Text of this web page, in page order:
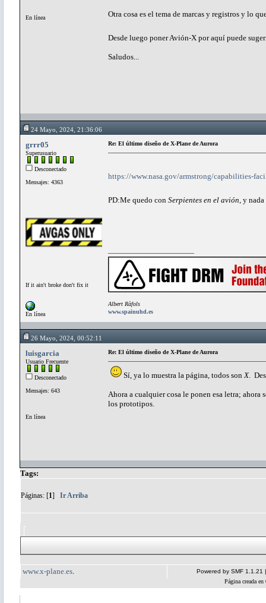
En línea Otra cosa es el tema de marcas y registros y lo
Desde luego poner Avión-X por aquí puede
Saludos...
24 Mayo, 2024, 21:36:06
grrr05
Superusuario
Desconectado
Mensajes: 4363
If it ain't broke don't fix it
En línea
Re: El último diseño de X-Plane de Aurora
https://www.nasa.gov/armstrong/capabilities-
PD:Me quedo con Serpientes en el avión , y
Albert Ràfols
www.spainuhd.es
26 Mayo, 2024, 00:52:11
luisgarcia
Usuario Frecuente
Desconectado
Mensajes: 643
En línea
Re: El último diseño de X-Plane de Aurora
Sí, ya lo muestra la página, todos son X.
Ahora a cualquier cosa le ponen esa letra; ahora
los prototipos.
Tags:
Páginas: [1] Ir Arriba
www.x-plane.es Powered by SMF 1.1.21
Página creada